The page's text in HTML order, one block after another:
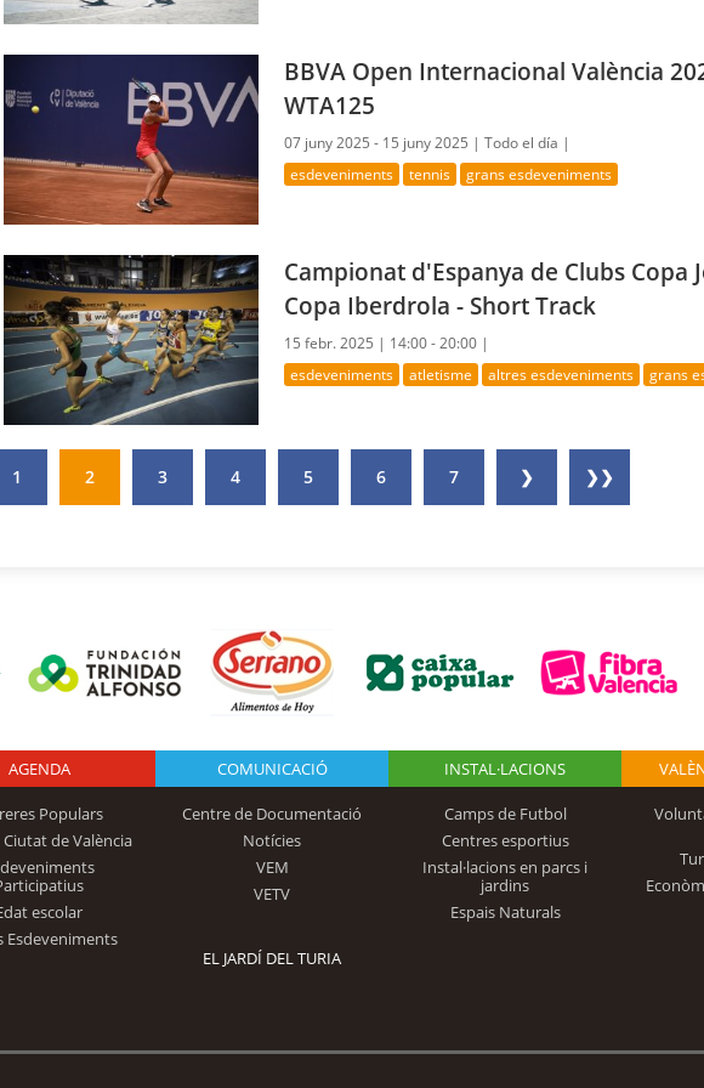
BBVA Open Internacional València
WTA125
07 juny 2025 - 15 juny 2025 |Todo el día |
esdeveniments tennis grans esdeveniments
Campionat d'Espanya de Clubs Copa
Copa Iberdrola - Short Track
15 febr. 2025 | 14:00 - 20:00 |
esdeveniments atletisme altres esdeveniments grans
1 2 3 4 5 6 7 ❯ ❯❯
Logo Fundación
Trinidad Alfonso
AGENDA
Populars
de València
escolar
Esdeveniments
COMUNICACIÓ
Centre de Documentació
Notícies
VEM
VETV
INSTAL·LACIONS
Camps de Futbol
Centres esportius
Instal·lacions en parcs i
jardins
Espais Naturals
EL JARDÍ DEL TURIA